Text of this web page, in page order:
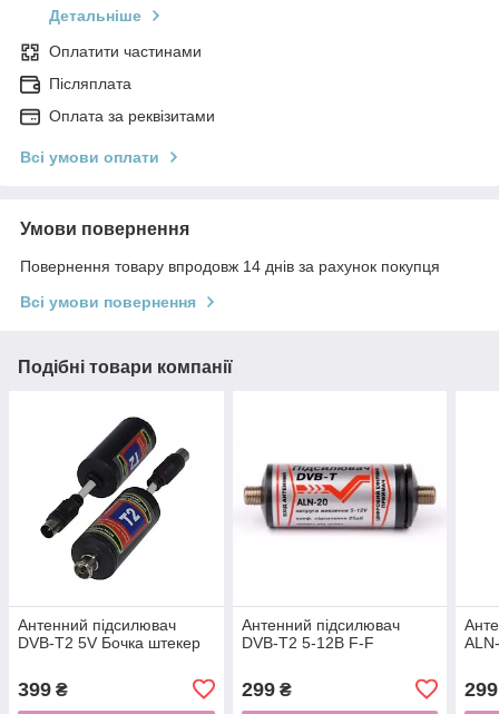
Детальніше
Оплатити частинами
Післяплата
Оплата за реквізитами
Всі умови оплати
Умови повернення
Повернення товару впродовж 14 днів за рахунок покупця
Всі умови повернення
Подібні товари компанії
Антенний підсилювач
DVB-T2 5V Бочка штекер
399 ₴
Антенний підсилювач
DVB-T2 5-12В F-F
299₴ 299